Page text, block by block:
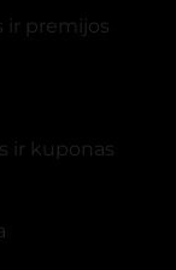
ir premijos
ir kuponas